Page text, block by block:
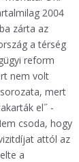
2004
zárta az
a térség
reform
nem volt
mert
el˝ -
csoda, hogy
attól az
a